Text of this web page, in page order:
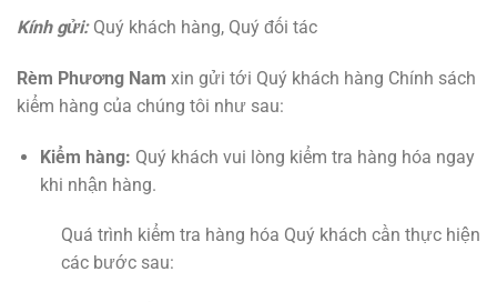
Kính gửi:Quý khách hàng, Quý đối tác
Rèm Phương Nam xin gửi tới Quý khách hàng Chính sách
kiểm hàng của chúng tôi như sau:
Kiểm hàng: Quý khách vui lòng kiểm tra hàng hóa ngay
khi nhận hàng.
Quá trình kiểm tra hàng hóa Quý khách cần thực hiện
các bước sau: